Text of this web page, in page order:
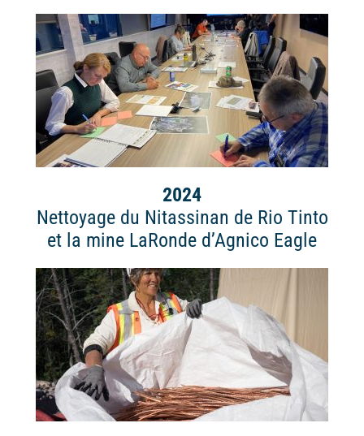
2024
Nettoyage du Nitassinan de Rio Tinto
et la mine LaRonde d’Agnico Eagle